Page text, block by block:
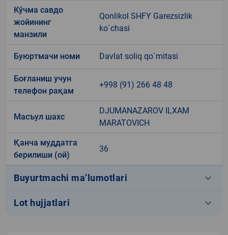
Кўчма савдо
жойининг
манзили
Qonlikol SHFY Garezsizlik
ko`chasi
Буюртмачи номи Davlat soliq qo`mitasi
Боғланиш учун
телефон рақам
+998 (91) 266 48 48
Масъул шахс
DJUMANAZAROV ILXAM
MARATOVICH
Қанча муддатга
берилиши (ой)
36
Buyurtmachi ma’lumotlari keyboard_arrow_down
Lot hujjatlari keyboard_arrow_down